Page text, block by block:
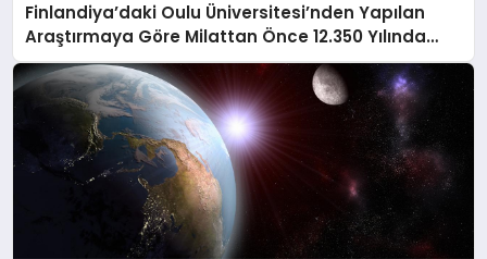
Finlandiya’daki Oulu Üniversitesi’nden Yapılan
Araştırmaya Göre Milattan Önce 12.350 Yılında
Büyük Bir Jeomanyetik Fırtına Yaşandı